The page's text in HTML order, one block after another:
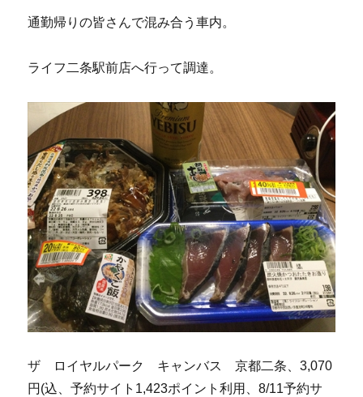
通勤帰りの皆さんで混み合う車内。
ライフ二条駅前店へ行って調達。
ザ ロイヤルパーク キャンバス 京都二条、3,070
円(込、予約サイト1,423ポイント利用、8/11予約サ